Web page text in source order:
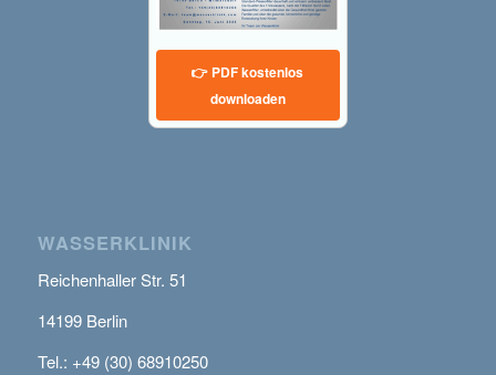
👉 PDF kostenlos
downloaden
WASSERKLINIK
Reichenhaller Str. 51
14199 Berlin
Tel.: +49 (30) 68910250